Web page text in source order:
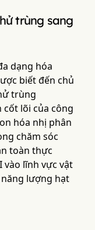
trùng sang
dạng hóa
biết đến chủ
trùng
lõi của công
hóa nhị phân
chăm sóc
toàn thực
vào lĩnh vực vật
lượng hạt